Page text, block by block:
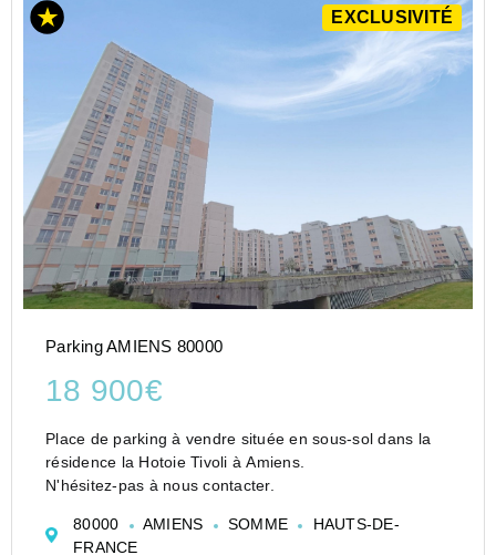
EXCLUSIVITÉ
Parking AMIENS 80000
18 900€
Place de parking à vendre située en sous-sol dans la
résidence la Hotoie Tivoli à Amiens.
N'hésitez-pas à nous contacter.
80000 AMIENS SOMME
HAUTS-DE-
FRANCE